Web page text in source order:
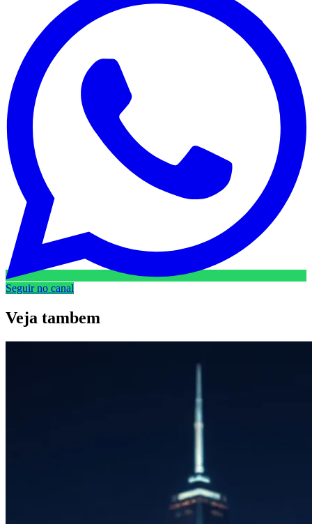
Seguir no canal
Veja tambem